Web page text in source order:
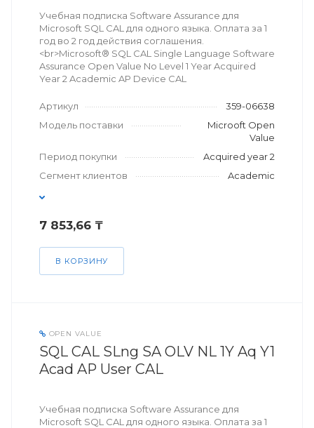
Учебная подписка Software Assurance для
Microsoft SQL CAL для одного языка. Оплата за 1
год во 2 год действия соглашения.
<br>Microsoft® SQL CAL Single Language Software
Assurance Open Value No Level 1 Year Acquired
Year 2 Academic AP Device CAL
Артикул
359-06638
Модель поставки
Microoft Open
Value
Период покупки
Acquired year 2
Сегмент клиентов
Academic
7 853,66 ₸
В КОРЗИНУ
OPEN VALUE
SQL CAL SLng SA OLV NL 1Y Aq Y1
Acad AP User CAL
Учебная подписка Software Assurance для
Microsoft SQL CAL для одного языка. Оплата за 1